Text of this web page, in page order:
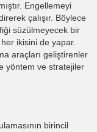
Engellemeyi
çalışır. Böylece
süzülmeyecek bir
ikisini de yapar.
araçları geliştirenler
yöntem ve stratejiler
birincil